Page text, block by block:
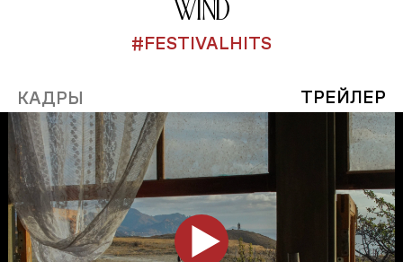
Wind
#FESTIVALHITS
КАДРЫ ТРЕЙЛЕР